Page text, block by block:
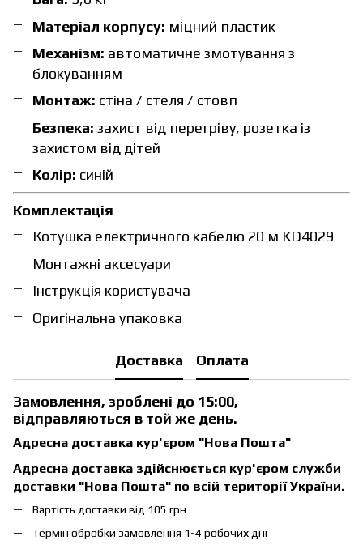
Матеріал корпусу: міцний пластик
Механізм: автоматичне змотування з
блокуванням
Монтаж: стіна / стеля / стовп
Безпека: захист від перегріву, розетка із
захистом від дітей
Колір: синій
Комплектація
Котушка електричного кабелю 20 м KD4029
Монтажні аксесуари
Інструкція користувача
Оригінальна упаковка
Доставка Оплата
Замовлення, зроблені до 15:00,
відправляються в той же день.
Адресна доставка кур'єром "Нова Пошта"
Адресна доставка здійснюється кур'єром служби
доставки "Нова Пошта" по всій території України.
Вартість доставки від 105 грн
Термін обробки замовлення 1-4 робочих дні